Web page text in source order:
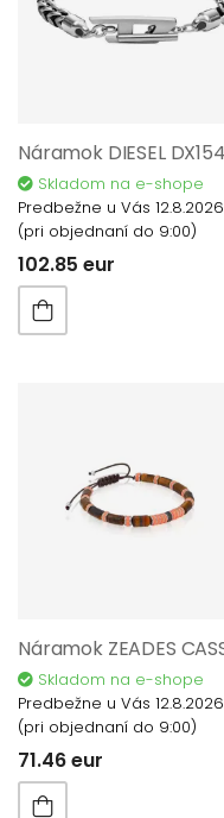
Skladom na e-shope
Predbežne u Vás 12.8.2026
(pri objednaní do 9:00)
102.85 eur
Skladom na e-shope
Predbežne u Vás 12.8.2026
(pri objednaní do 9:00)
71.46 eur